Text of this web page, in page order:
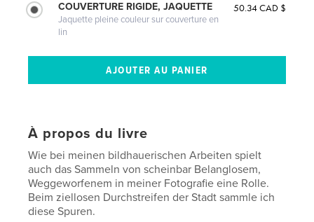
COUVERTURE RIGIDE, JAQUETTE
Jaquette pleine couleur sur couverture en
lin
50.34 CAD $
À propos du livre
Wie bei meinen bildhauerischen Arbeiten spielt
auch das Sammeln von scheinbar Belanglosem,
Weggeworfenem in meiner Fotografie eine Rolle.
Beim ziellosen Durchstreifen der Stadt sammle ich
diese Spuren.